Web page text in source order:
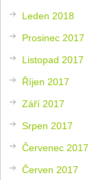
Leden 2018
Prosinec 2017
Listopad 2017
Říjen 2017
Září 2017
Srpen 2017
Červenec 2017
Červen 2017